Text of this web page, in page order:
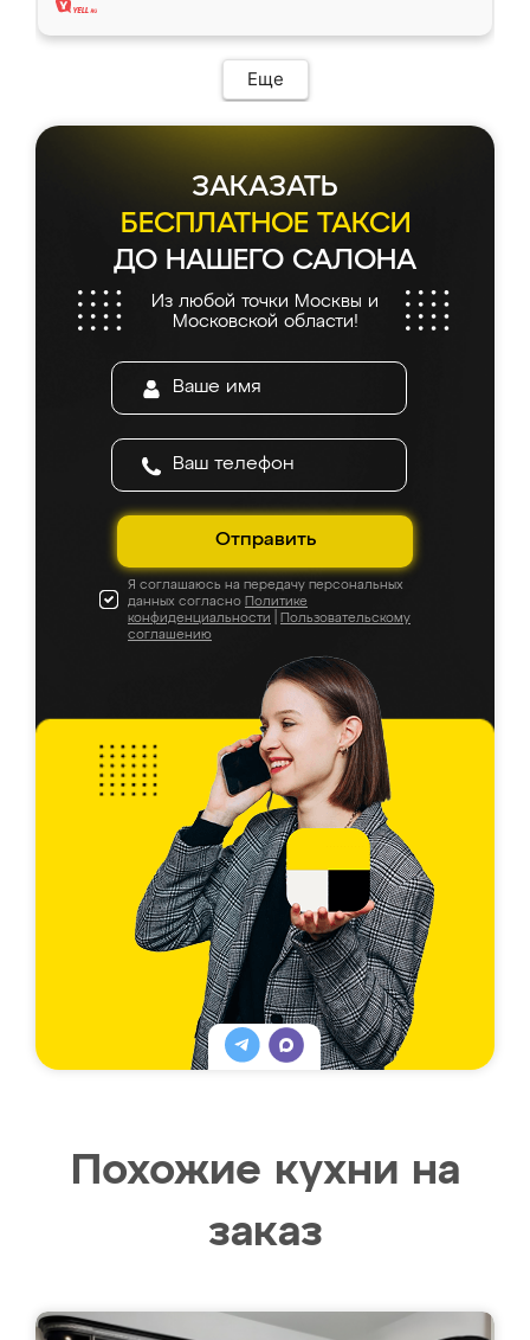
Еще
ЗАКАЗАТЬ
БЕСПЛАТНОЕ ТАКСИ
ДО НАШЕГО САЛОНА
Из любой точки Москвы и
Московской области!
Отправить
Я соглашаюсь на передачу персональных
данных согласно Политике
конфиденциальности
Пользовательскому
соглашению
Похожие кухни на
заказ